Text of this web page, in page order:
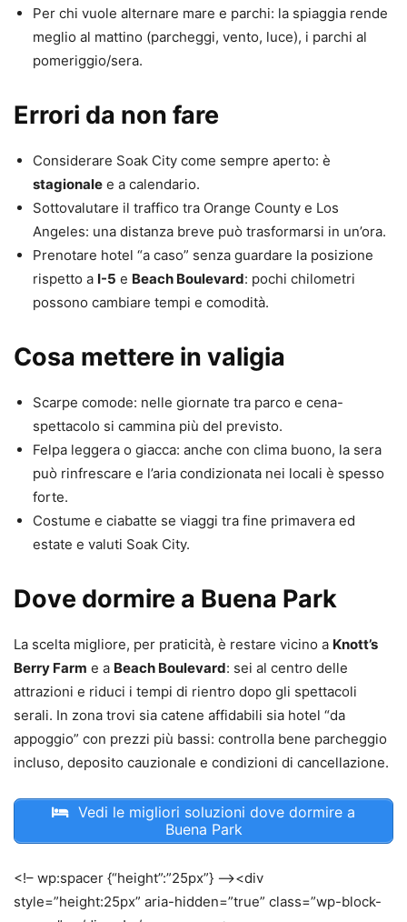
Per chi vuole alternare mare e parchi: la spiaggia rende
meglio al mattino (parcheggi, vento, luce), i parchi al
pomeriggio/sera.
Errori da non fare
Considerare Soak City come sempre aperto: è
stagionale e a calendario.
Sottovalutare il traffico tra Orange County e Los
Angeles: una distanza breve può trasformarsi in un’ora.
Prenotare hotel “a caso” senza guardare la posizione
rispetto a I-5 e Beach Boulevard: pochi chilometri
possono cambiare tempi e comodità.
Cosa mettere in valigia
Scarpe comode: nelle giornate tra parco e cena-
spettacolo si cammina più del previsto.
Felpa leggera o giacca: anche con clima buono, la sera
può rinfrescare e l’aria condizionata nei locali è spesso
forte.
Costume e ciabatte se viaggi tra fine primavera ed
estate e valuti Soak City.
Dove dormire a Buena Park
La scelta migliore, per praticità, è restare vicino a Knott’s
Berry Farm e a Beach Boulevard: sei al centro delle
attrazioni e riduci i tempi di rientro dopo gli spettacoli
serali. In zona trovi sia catene affidabili sia hotel “da
appoggio” con prezzi più bassi: controlla bene parcheggio
incluso, deposito cauzionale e condizioni di cancellazione.
Vedi le migliori soluzioni dove dormire a
Buena Park
<!– wp:spacer {“height”:”25px”} –><div
style=”height:25px” aria-hidden=”true” class=”wp-block-